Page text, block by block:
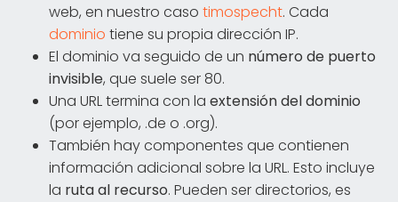
web, en nuestro caso timospecht. Cada
dominio tiene su propia dirección IP.
El dominio va seguido de un número de puerto
invisible, que suele ser 80.
Una URL termina con la extensión del dominio
(por ejemplo, .de o .org).
También hay componentes que contienen
información adicional sobre la URL. Esto incluye
la ruta al recurso. Pueden ser directorios, es